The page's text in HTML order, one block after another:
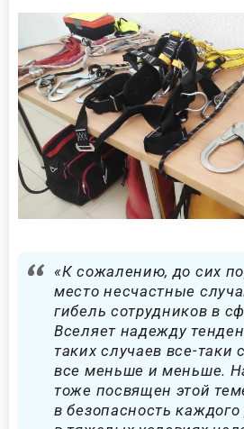
«К сожалению, до сих
место несчастные
гибель сотрудников в
Вселяет надежду
таких случаев все-таки
все меньше и меньше.
тоже посвящен этой
в безопасность